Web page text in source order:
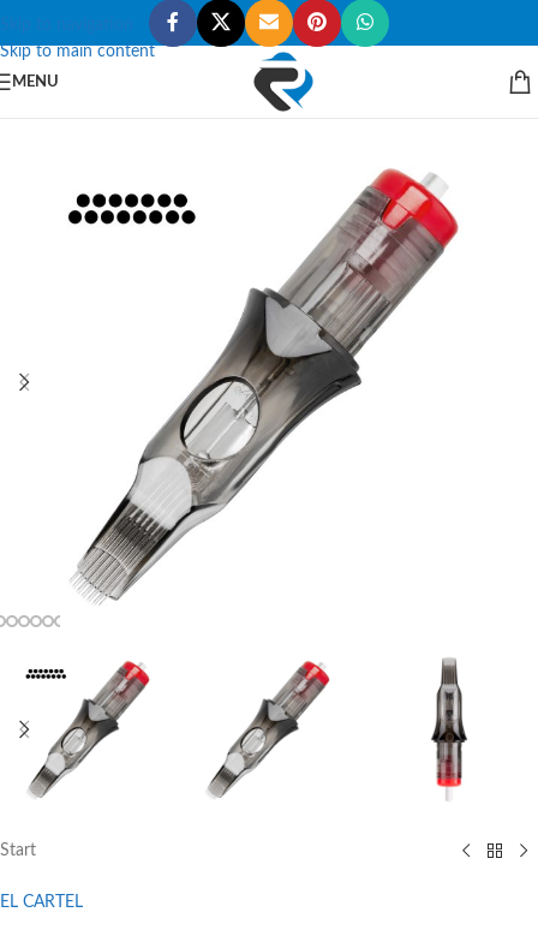
Skip to navigation
Skip to main content
MENU
Start
EL CARTEL